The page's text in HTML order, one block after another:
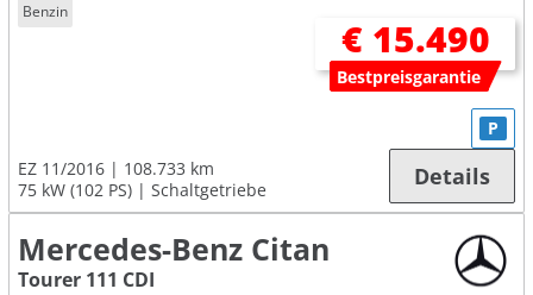
Benzin
€ 15.490
Bestpreisgarantie
EZ 11/2016
108.733 km
75 kW (102 PS)
Schaltgetriebe
P
Details
Mercedes-Benz Citan
Tourer 111 CDI